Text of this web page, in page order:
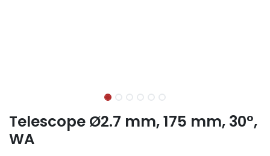
Telescope Ø2.7 mm, 175 mm, 30°,
WA